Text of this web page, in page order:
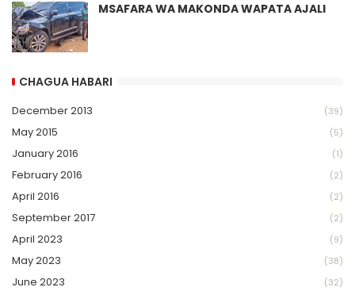
MSAFARA WA MAKONDA WAPATA AJALI
CHAGUA HABARI
December 2013 (39)
May 2015 (5)
January 2016 (1)
February 2016 (2)
April 2016 (2)
September 2017 (2)
April 2023 (9)
May 2023 (38)
June 2023 (32)